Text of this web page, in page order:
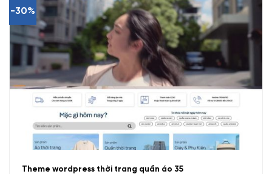
-30%
Theme wordpress thời trang quần áo 35